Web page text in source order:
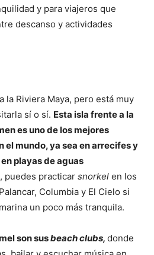
y para viajeros que
descanso y actividades
la Riviera Maya, pero está muy
sí o sí. Esta isla frente a la
es uno de los mejores
el mundo, ya sea en arrecifes y
playas de aguas
puedes practicar snorkel en los
Columbia y El Cielo si
un poco más tranquila.
son susbeach clubs, donde